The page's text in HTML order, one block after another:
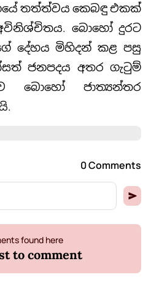
තත්ත්වය කෙබඳු එකක්
බොහෝ දුරට
දේහය මිහිදන් කළ පසු
ජනපදය අතර ගැටුම්
බොහෝ ජාත්‍යන්තර
0 Comments
found here
to comment